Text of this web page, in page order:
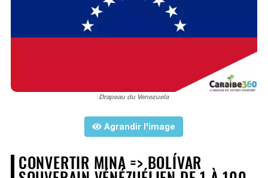
Drapeau du Venezuela
Agrandir l'image
CONVERTIR MINA => BOLÍVAR